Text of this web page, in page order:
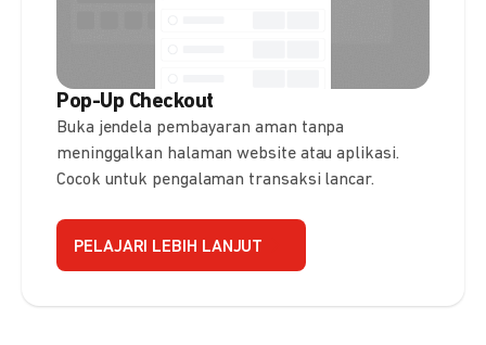
Pop-Up Checkout
Buka jendela pembayaran aman tanpa
meninggalkan halaman website atau aplikasi.
Cocok untuk pengalaman transaksi lancar.
PELAJARI LEBIH LANJUT